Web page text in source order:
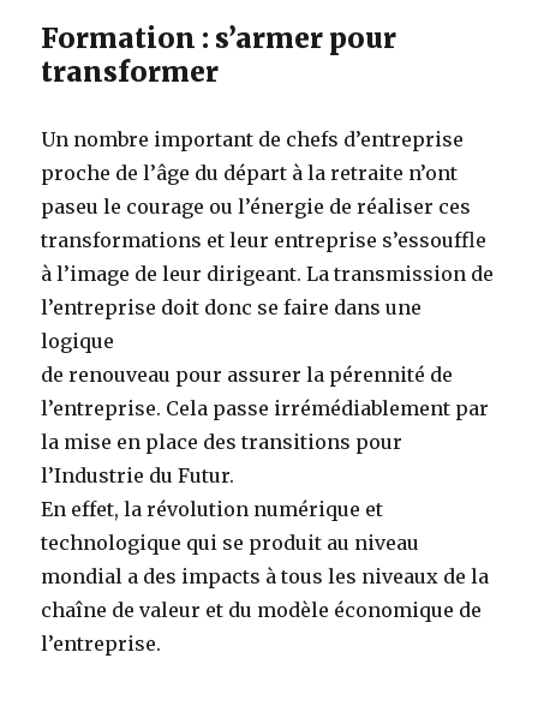
Formation : s’armer pour
transformer
Un nombre important de chefs d’entreprise
proche de l’âge du départ à la retraite n’ont
paseu le courage ou l’énergie de réaliser ces
transformations et leur entreprise s’essouffle
à l’image de leur dirigeant. La transmission de
l’entreprise doit donc se faire dans une
logique
de renouveau pour assurer la pérennité de
l’entreprise. Cela passe irrémédiablement par
la mise en place des transitions pour
l’Industrie du Futur.
En effet, la révolution numérique et
technologique qui se produit au niveau
mondial a des impacts à tous les niveaux de la
chaîne de valeur et du modèle économique de
l’entreprise.